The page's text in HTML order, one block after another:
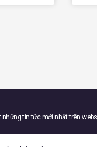
tin tức mới nhất trên